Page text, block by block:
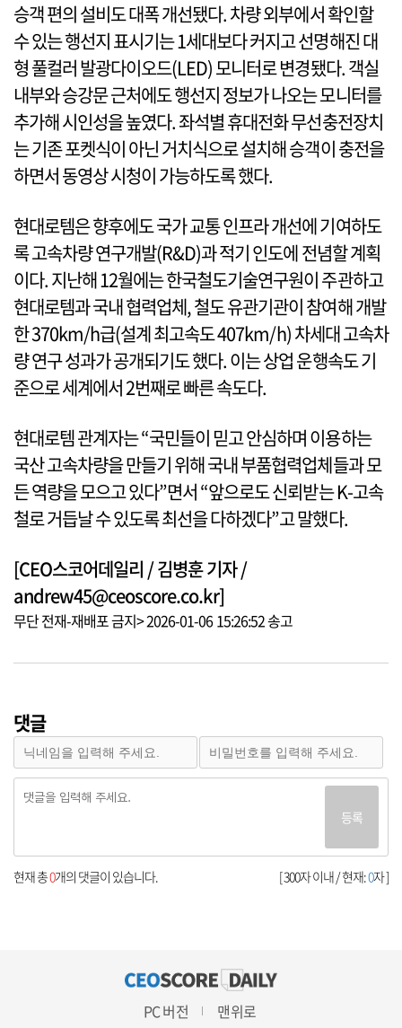
승객 편의 설비도 대폭 개선됐다. 차량 외부에서 확인할
수 있는 행선지 표시기는 1세대보다 커지고 선명해진 대
형 풀컬러 발광다이오드(LED) 모니터로 변경됐다. 객실
내부와 승강문 근처에도 행선지 정보가 나오는 모니터를
추가해 시인성을 높였다. 좌석별 휴대전화 무선충전장치
는 기존 포켓식이 아닌 거치식으로 설치해 승객이 충전을
하면서 동영상 시청이 가능하도록 했다.
현대로템은 향후에도 국가 교통 인프라 개선에 기여하도
록 고속차량 연구개발(R&D)과 적기 인도에 전념할 계획
이다. 지난해 12월에는 한국철도기술연구원이 주관하고
현대로템과 국내 협력업체, 철도 유관기관이 참여해 개발
한 370km/h급(설계 최고속도 407km/h) 차세대 고속차
량 연구 성과가 공개되기도 했다. 이는 상업 운행속도 기
준으로 세계에서 2번째로 빠른 속도다.
현대로템 관계자는 “국민들이 믿고 안심하며 이용하는
국산 고속차량을 만들기 위해 국내 부품협력업체들과 모
든 역량을 모으고 있다”면서 “앞으로도 신뢰받는 K-고속
철로 거듭날 수 있도록 최선을 다하겠다”고 말했다.
[CEO스코어데일리 / 김병훈 기자 /
andrew45@ceoscore.co.kr]
무단 전재-재배포 금지> 2026-01-06 15:26:52 송고
댓글
등록
[ 300자 이내 / 현재:0자 ]
현재 총0개의 댓글이 있습니다.
PC 버전 맨위로